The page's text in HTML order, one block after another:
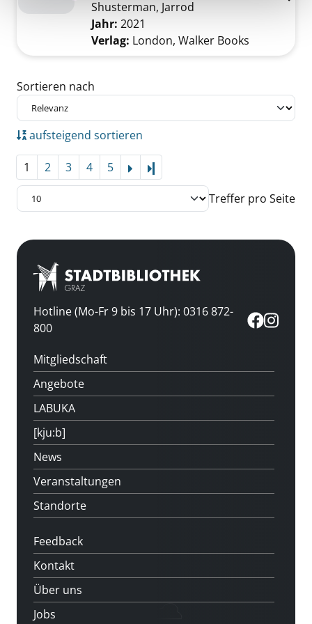
Shusterman, Jarrod
Jahr: 2021
Verlag: London, Walker Books
Zu den Suchfiltern springen
Sortieren nach
aufsteigend sortieren
1 2 3 4 5
Treffer pro Seite
Hotline (Mo-Fr 9 bis 17 Uhr): 0316 872-
800
Mitgliedschaft
Angebote
LABUKA
[kju:b]
News
Veranstaltungen
Standorte
Feedback
Kontakt
Über uns
Jobs